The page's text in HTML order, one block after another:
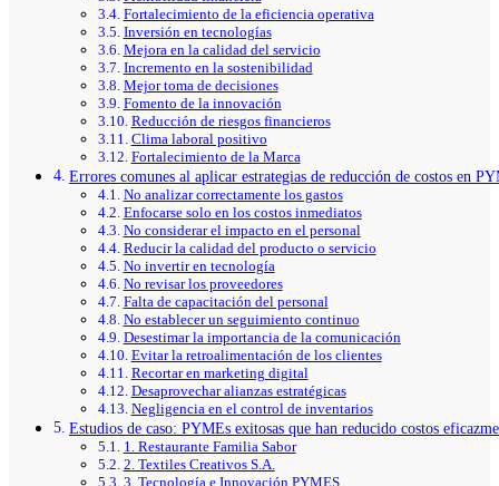
Fortalecimiento de la eficiencia operativa
Inversión en tecnologías
Mejora en la calidad del servicio
Incremento en la sostenibilidad
Mejor toma de decisiones
Fomento de la innovación
Reducción de riesgos financieros
Clima laboral positivo
Fortalecimiento de la Marca
Errores comunes al aplicar estrategias de reducción de costos en
No analizar correctamente los gastos
Enfocarse solo en los costos inmediatos
No considerar el impacto en el personal
Reducir la calidad del producto o servicio
No invertir en tecnología
No revisar los proveedores
Falta de capacitación del personal
No establecer un seguimiento continuo
Desestimar la importancia de la comunicación
Evitar la retroalimentación de los clientes
Recortar en marketing digital
Desaprovechar alianzas estratégicas
Negligencia en el control de inventarios
Estudios de caso: PYMEs exitosas que han reducido costos
1. Restaurante Familia Sabor
2. Textiles Creativos S.A.
3. Tecnología e Innovación PYMES